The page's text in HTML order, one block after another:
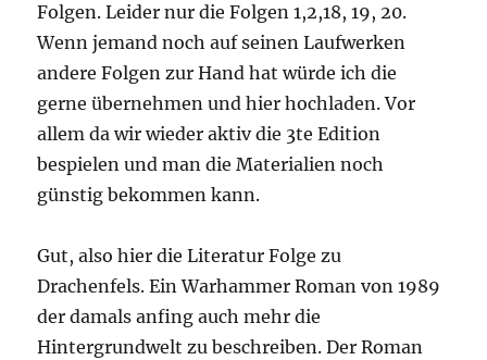
Folgen. Leider nur die Folgen 1,2,18, 19, 20.
Wenn jemand noch auf seinen Laufwerken
andere Folgen zur Hand hat würde ich die
gerne übernehmen und hier hochladen. Vor
allem da wir wieder aktiv die 3te Edition
bespielen und man die Materialien noch
günstig bekommen kann.
Gut, also hier die Literatur Folge zu
Drachenfels. Ein Warhammer Roman von 1989
der damals anfing auch mehr die
Hintergrundwelt zu beschreiben. Der Roman